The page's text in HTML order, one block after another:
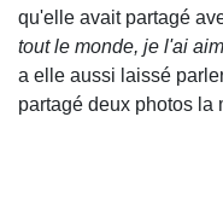
qu'elle avait partagé
tout le monde, je l'ai
a elle aussi laissé
partagé deux photos la